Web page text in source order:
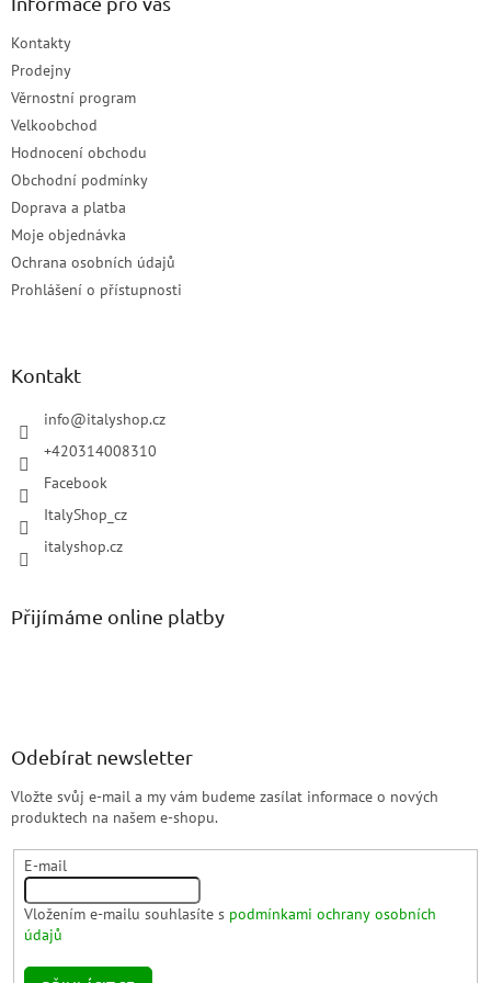
Kontakty
Prodejny
Věrnostní program
Velkoobchod
Hodnocení obchodu
Obchodní podmínky
Doprava a platba
Moje objednávka
Ochrana osobních údajů
Prohlášení o přístupnosti
Kontakt
info@italyshop.cz
+420314008310
Facebook
ItalyShop_cz
italyshop.cz
Přijímáme online platby
Odebírat newsletter
Vložte svůj e-mail a my vám budeme zasílat informace o nových
produktech na našem e-shopu.
E-mail
Vložením e-mailu souhlasíte s podmínkami ochrany osobních
údajů